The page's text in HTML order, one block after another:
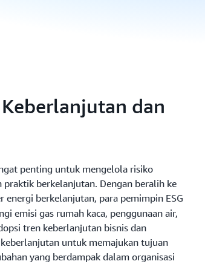
dan
penting untuk mengelola risiko
berkelanjutan. Dengan beralih ke
berkelanjutan, para pemimpin ESG
emisi gas rumah kaca, penggunaan air,
tren keberlanjutan bisnis dan
untuk memajukan tujuan
yang berdampak dalam organisasi